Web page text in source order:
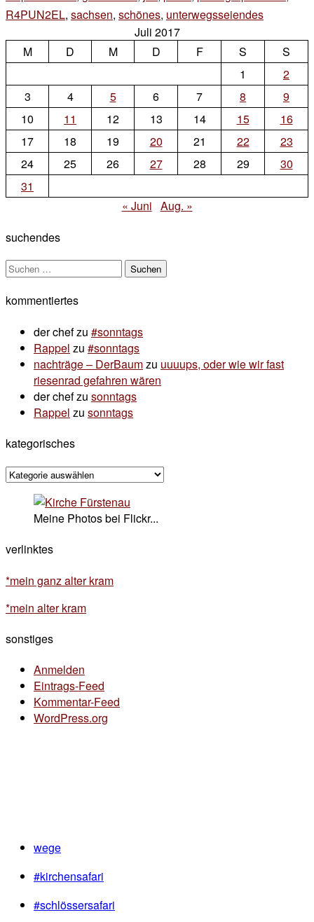
R4PUN2EL, sachsen, schönes, unterwegsseiendes
sonntags
Juli 2017
M
D M D F S
S
1
2
3
4 5 6 7 8
9
10
11 12 13 14 15
16
17
18 19 20 21 22
23
24
25 26 27 28 29
30
31
« Juni Aug. »
suchendes
Suchen
kommentiertes
der chefzu #sonntags
Rappel zu #sonntags
nachträge – DerBaumzu uuuups, oder wie wir fast
riesenrad gefahren wären
der chefzu sonntags
Rappel zu sonntags
kategorisches
kategorisches
Meine Photos bei Flickr...
verlinktes
*mein ganz alter kram
*mein alter kram
sonstiges
Anmelden
Eintrags-Feed
Kommentar-Feed
WordPress.org
wege
#kirchensafari
#schlössersafari